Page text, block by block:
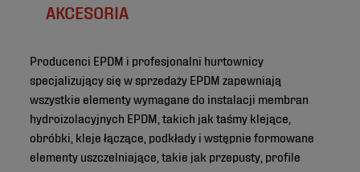
AKCESORIA
Producenci EPDM i profesjonalni hurtownicy
specjalizujący się w sprzedaży EPDM zapewniają
wszystkie elementy wymagane do instalacji membran
hydroizolacyjnych EPDM, takich jak taśmy klejące,
obróbki, kleje łączące, podkłady i wstępnie formowane
elementy uszczelniające, takie jak przepusty, profile